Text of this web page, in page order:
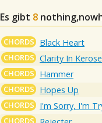
Es gibt 8
CHORDS Black Heart
CHORDS Clarity In
CHORDS Hammer
CHORDS Hopes Up
CHORDS I'm Sorry, I'm
CHORDS